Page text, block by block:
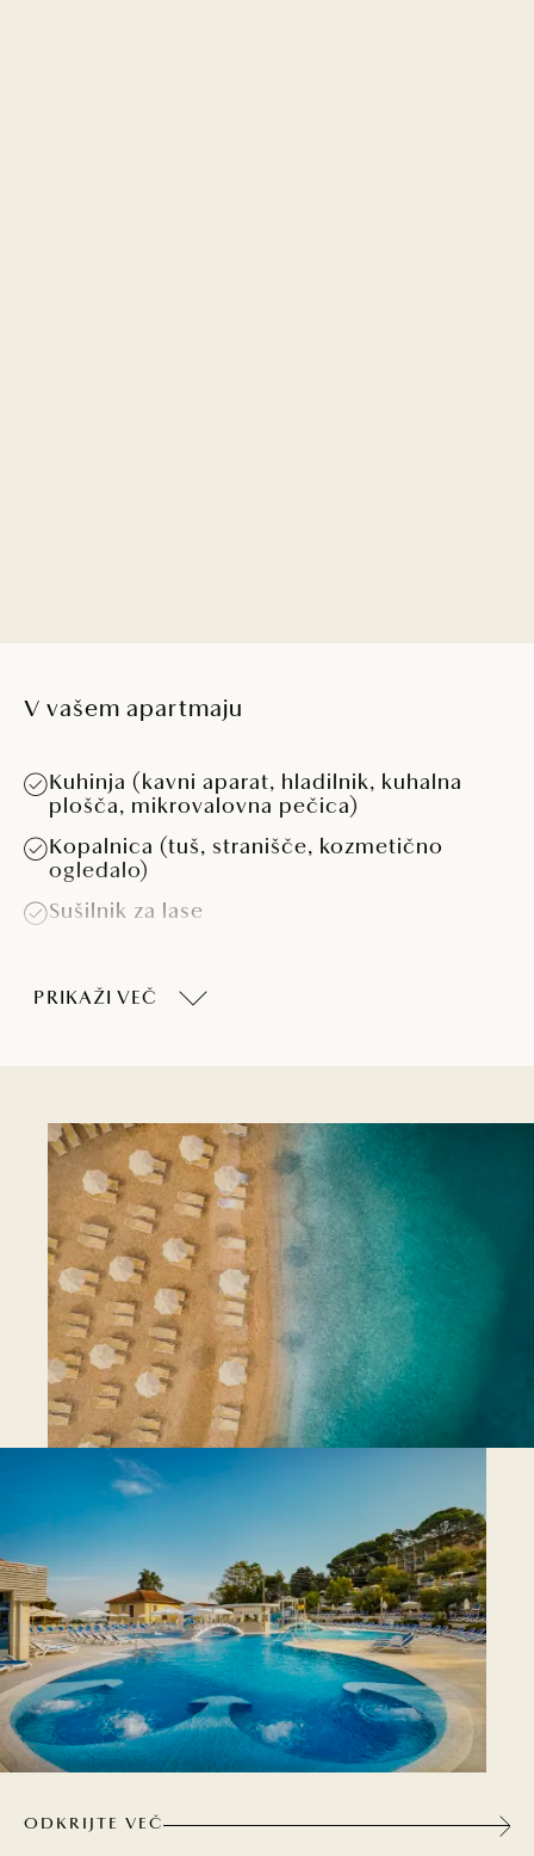
V vašem apartmaju
Kuhinja (kavni aparat, hladilnik, kuhalna
plošča, mikrovalovna pečica)
Kopalnica (tuš, stranišče, kozmetično
ogledalo)
Sušilnik za lase
Brezplačen Wi-Fi
Otroška posteljica po dogovoru (vključena
v ceno namestitve)
Hišni ljubljenčki so dovoljeni proti
doplačilu
PRIKAŽI VEČ
ODKRIJTE VEČ